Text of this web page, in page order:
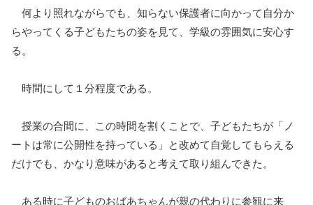
何より照れながらでも、知らない保護者に向かって自分か
らやってくる子どもたちの姿を見て、学級の雰囲気に安心す
る。
時間にして１分程度である。
授業の合間に、この時間を割くことで、子どもたちが「ノ
ートは常に公開性を持っている」と改めて自覚してもらえる
だけでも、かなり意味があると考えて取り組んできた。
ある時に子どものおばあちゃんが親の代わりに参観に来